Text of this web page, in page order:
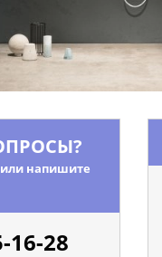
напишите
16-28